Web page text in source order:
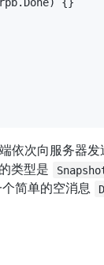
{}
次向服务器发
类型是
简单的空消息